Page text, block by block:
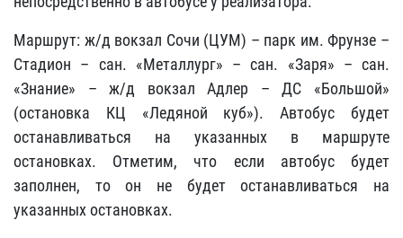
Маршрут: ж/д вокзал Сочи (ЦУМ) – парк им. Фрунзе –
Стадион – сан. «Металлург» – сан. «Заря» – сан.
«Знание» – ж/д вокзал Адлер – ДС «Большой»
(остановка КЦ «Ледяной куб»). Автобус будет
останавливаться на указанных в маршруте
остановках. Отметим, что если автобус будет
заполнен, то он не будет останавливаться на
указанных остановках.